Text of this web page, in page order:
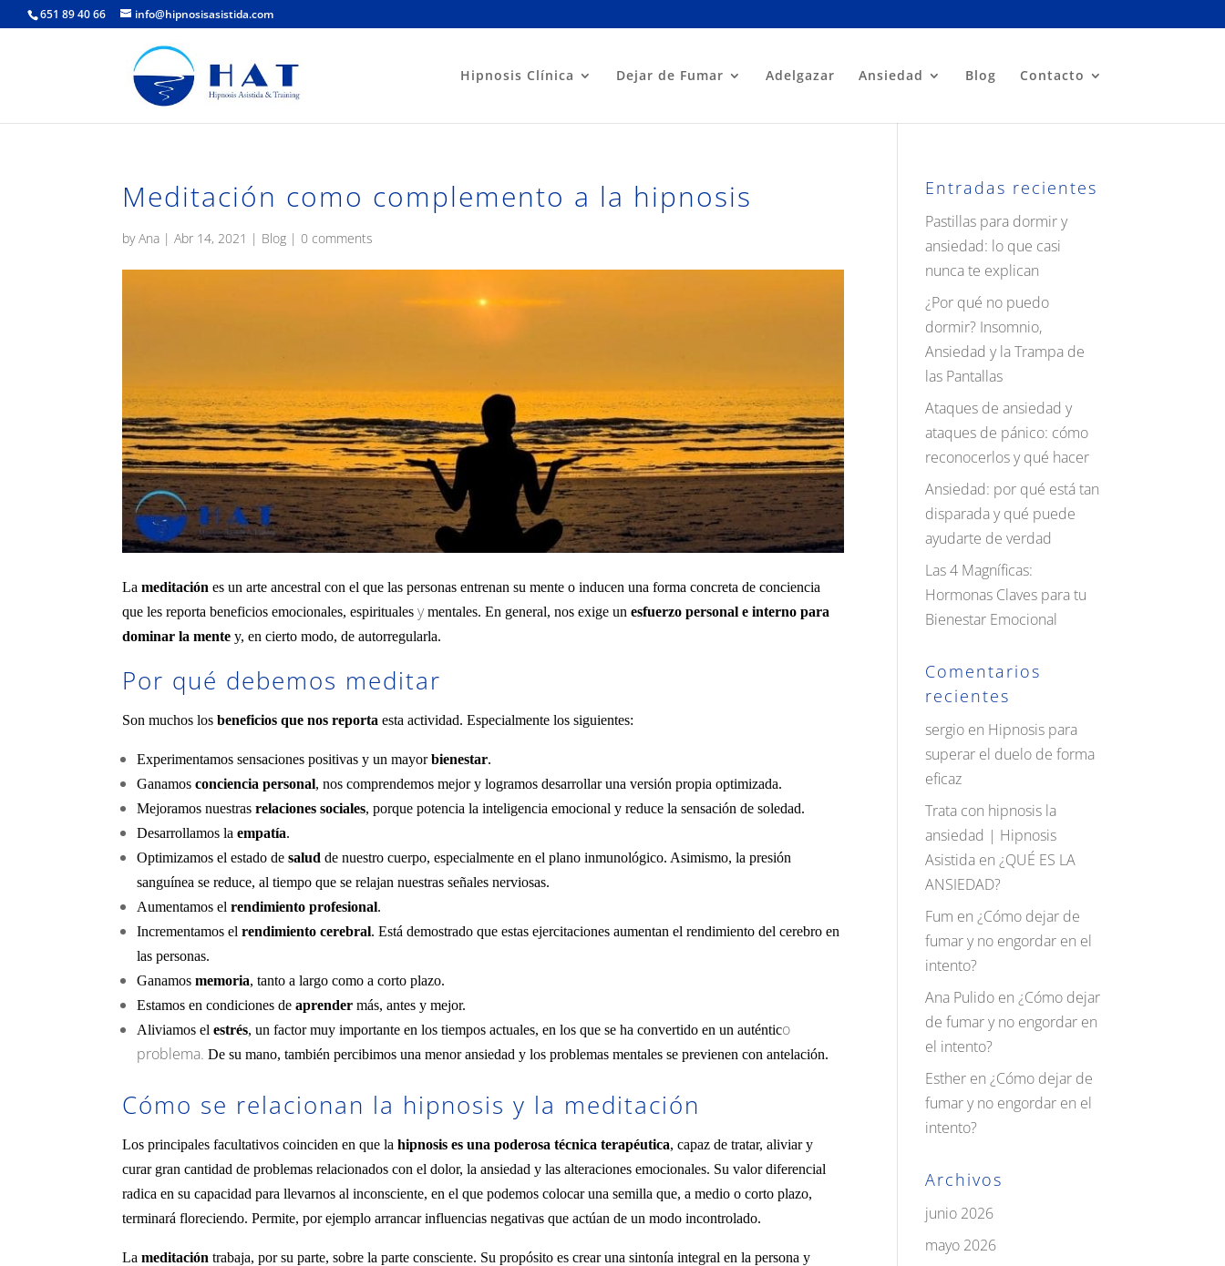
651 89 40 66 info@hipnosisasistida.com
Hipnosis Clínica Dejar de Fumar Adelgazar Ansiedad Blog Contacto
Meditación como complemento a la hipnosis
byAna |Abr 14, 2021 | Blog |0 comments
Lameditación es un arte ancestral con el que las personas entrenan su mente o inducen una forma concreta de conciencia
que les reporta beneficios emocionales, espiritualesymentales. En general, nos exige unesfuerzo personal e interno para
dominar la mente y, en cierto modo, de autorregularla.
Por qué debemos meditar
Son muchos losbeneficios que nos reporta esta actividad. Especialmente los siguientes:
Experimentamos sensaciones positivas y un mayorbienestar.
Ganamosconciencia personal, nos comprendemos mejor y logramos desarrollar una versión propia optimizada.
Mejoramos nuestrasrelaciones sociales, porque potencia la inteligencia emocional y reduce la sensación de soledad.
Desarrollamos laempatía.
Optimizamos el estado desalud de nuestro cuerpo, especialmente en el plano inmunológico. Asimismo, la presión
sanguínea se reduce, al tiempo que se relajan nuestras señales nerviosas.
Aumentamos elrendimiento profesional.
Incrementamos elrendimiento cerebral. Está demostrado que estas ejercitaciones aumentan el rendimiento del cerebro en
las personas.
Ganamosmemoria, tanto a largo como a corto plazo.
Estamos en condiciones deaprender más, antes y mejor.
Aliviamos elestrés, un factor muy importante en los tiempos actuales, en los que se ha convertido en un auténtico
problema. De su mano, también percibimos una menor ansiedad y los problemas mentales se previenen con antelación.
Cómo se relacionan la hipnosis y la meditación
Los principales facultativos coinciden en que la hipnosis es una poderosa técnica terapéutica, capaz de tratar, aliviar y
curar gran cantidad de problemas relacionados con el dolor, la ansiedad y las alteraciones emocionales. Su valor diferencial
radica en su capacidad para llevarnos al inconsciente, en el que podemos colocar una semilla que, a medio o corto plazo,
terminará floreciendo. Permite, por ejemplo arrancar influencias negativas que actúan de un modo incontrolado.
Lameditacióntrabaja, por su parte, sobre la parte consciente. Su propósito es crear una sintonía integral en la persona y
Entradas recientes
Pastillas para dormir y
ansiedad: lo que casi
nunca te explican
¿Por qué no puedo
dormir? Insomnio,
Ansiedad y la Trampa de
las Pantallas
Ataques de ansiedad y
ataques de pánico: cómo
reconocerlos y qué hacer
Ansiedad: por qué está tan
disparada y qué puede
ayudarte de verdad
Las 4 Magníficas:
Hormonas Claves para tu
Bienestar Emocional
Comentarios
recientes
sergio en Hipnosis para
superar el duelo de forma
eficaz
Trata con hipnosis la
ansiedad | Hipnosis
Asistida en¿QUÉ ES LA
ANSIEDAD?
Fum en¿Cómo dejar de
fumar y no engordar en el
intento?
Ana Pulido en¿Cómo dejar
de fumar y no engordar en
el intento?
Esther en¿Cómo dejar de
fumar y no engordar en el
intento?
Archivos
junio 2026
mayo 2026